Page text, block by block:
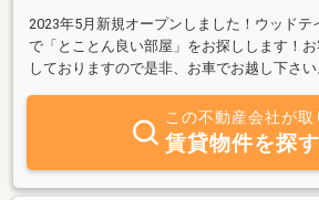
2023年5月新規オープンしました！ウッドテ
で「とことん良い部屋」をお探しします！
しておりますので是非、お車でお越し下さい
この不動産会社が取
賃貸物件を探す